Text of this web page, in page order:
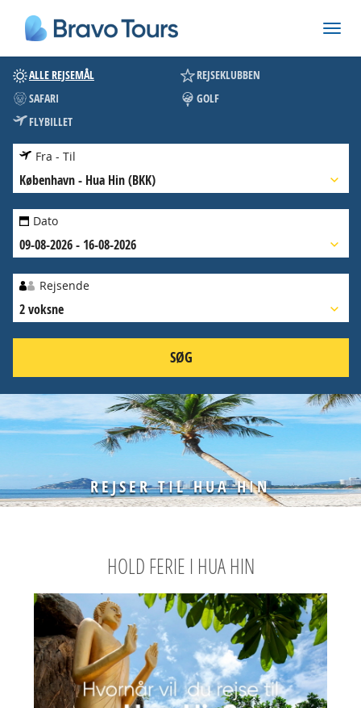
ALLE REJSEMÅL
REJSEKLUBBEN
SAFARI
GOLF
FLYBILLET
Fra - Til
København- Hua Hin (BKK)
Dato
09-08-2026 - 16-08-2026
Rejsende
2 voksne
SØG
REJSER TIL HUA HIN
HOLD FERIE I HUA HIN